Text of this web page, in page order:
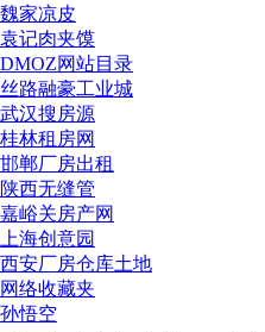
魏家凉皮
袁记肉夹馍
DMOZ网站目录
丝路融豪工业城
武汉搜房源
桂林租房网
邯郸厂房出租
陕西无缝管
嘉峪关房产网
上海创意园
西安厂房仓库土地
网络收藏夹
孙悟空